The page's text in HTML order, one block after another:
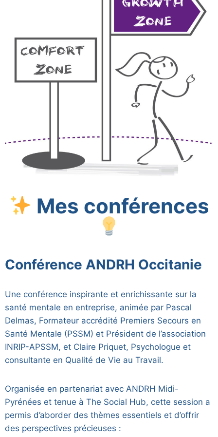
Mes conférences
Conférence ANDRH Occitanie
Une conférence inspirante et enrichissante sur la
santé mentale en entreprise, animée par Pascal
Delmas, Formateur accrédité Premiers Secours en
Santé Mentale (PSSM) et Président de l’association
INRIP-APSSM, et Claire Priquet, Psychologue et
consultante en Qualité de Vie au Travail.
Organisée en partenariat avec ANDRH Midi-
Pyrénées et tenue à The Social Hub, cette session a
permis d’aborder des thèmes essentiels et d’offrir
des perspectives précieuses :